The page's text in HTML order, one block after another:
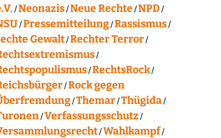
Neonazis Neue Rechte NPD
Pressemitteilung Rassismus
Gewalt Rechter Terror
RechtsRock
Rock gegen
Themar Thügida
Verfassungsschutz
Wahlkampf